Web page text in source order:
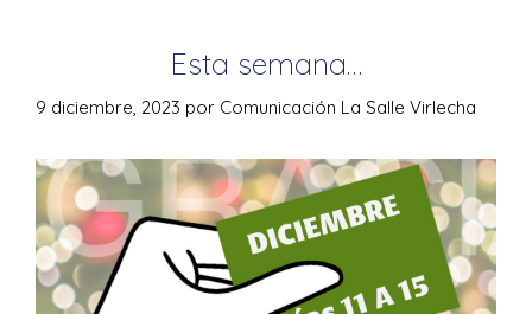
Esta semana…
9 diciembre, 2023 por Comunicación La Salle Virlecha